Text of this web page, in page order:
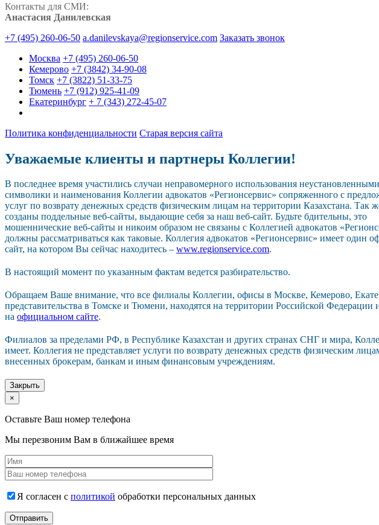
Контакты для СМИ:
Анастасия Данилевская
+7 (495) 260-06-50 a.danilevskaya@regionservice.com Заказать звонок
Москва +7 (495) 260-06-50
Кемерово +7 (3842) 34-90-08
Томск +7 (3822) 51-33-75
Тюмень +7 (912) 925-41-09
Екатеринбург + 7 (343) 272-45-07
Политика конфиденциальности Старая версия сайта
Уважаемые клиенты и партнеры Коллегии!
В последнее время участились случаи неправомерного использования
символики и наименования Коллегии адвокатов «Регионсервис» сопряженного с
услуг по возврату денежных средств физическим лицам на территории Казахстана. Так
созданы поддельные веб-сайты, выдающие себя за наш веб-сайт. Будьте бдительны, это
мошеннические веб-сайты и никоим образом не связаны с Коллегией адвокатов
должны рассматриваться как таковые. Коллегия адвокатов «Регионсервис» имеет один
сайт, на котором Вы сейчас находитесь – www.regionservice.com.
В настоящий момент по указанным фактам ведется разбирательство.
Обращаем Ваше внимание, что все филиалы Коллегии, офисы в Москве, Кемерово,
представительства в Томске и Тюмени, находятся на территории Российской Федерации
на официальном сайте.
Филиалов за пределами РФ, в Республике Казахстан и других странах СНГ и мира,
имеет. Коллегия не представляет услуги по возврату денежных средств физическим
внесенных брокерам, банкам и иным финансовым учреждениям.
Закрыть
×
Оставьте Ваш номер телефона
Мы перезвоним Вам в ближайшее время
Я согласен с политикой обработки персональных данных